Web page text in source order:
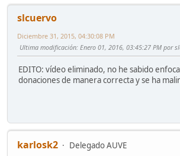
slcuervo
Diciembre 31, 2015, 04:30:08 PM
Ultima modificación: Enero 01, 2016, 03:45:27 PM por
EDITO: vídeo eliminado, no he sabido
donaciones de manera correcta y se ha
karlosk2
Delegado AUVE